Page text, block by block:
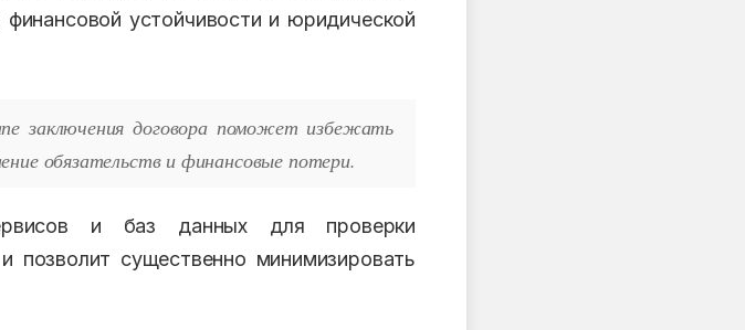
устойчивости и юридической
заключения договора поможет избежать
обязательств и финансовые потери.
и баз данных для проверки
позволит существенно минимизировать